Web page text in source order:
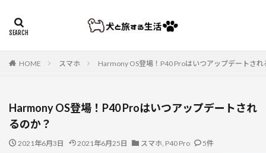
HOME スマホ Harmony OS登場！P40 Proはいつアップデートされ
Harmony OS登場！P40 Proはいつアップデートされ
るのか？
2021年6月3日 2021年6月25日 スマホ, P40 Pro 5件